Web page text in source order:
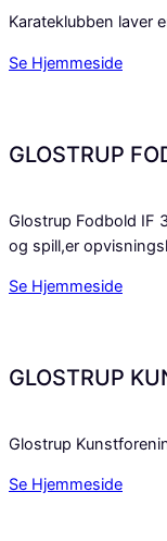
Karateklubben laver
Se Hjemmeside
GLOSTRUP
Glostrup Fodbold IF
og spill,er
Se Hjemmeside
GLOSTRUP
Glostrup
Se Hjemmeside